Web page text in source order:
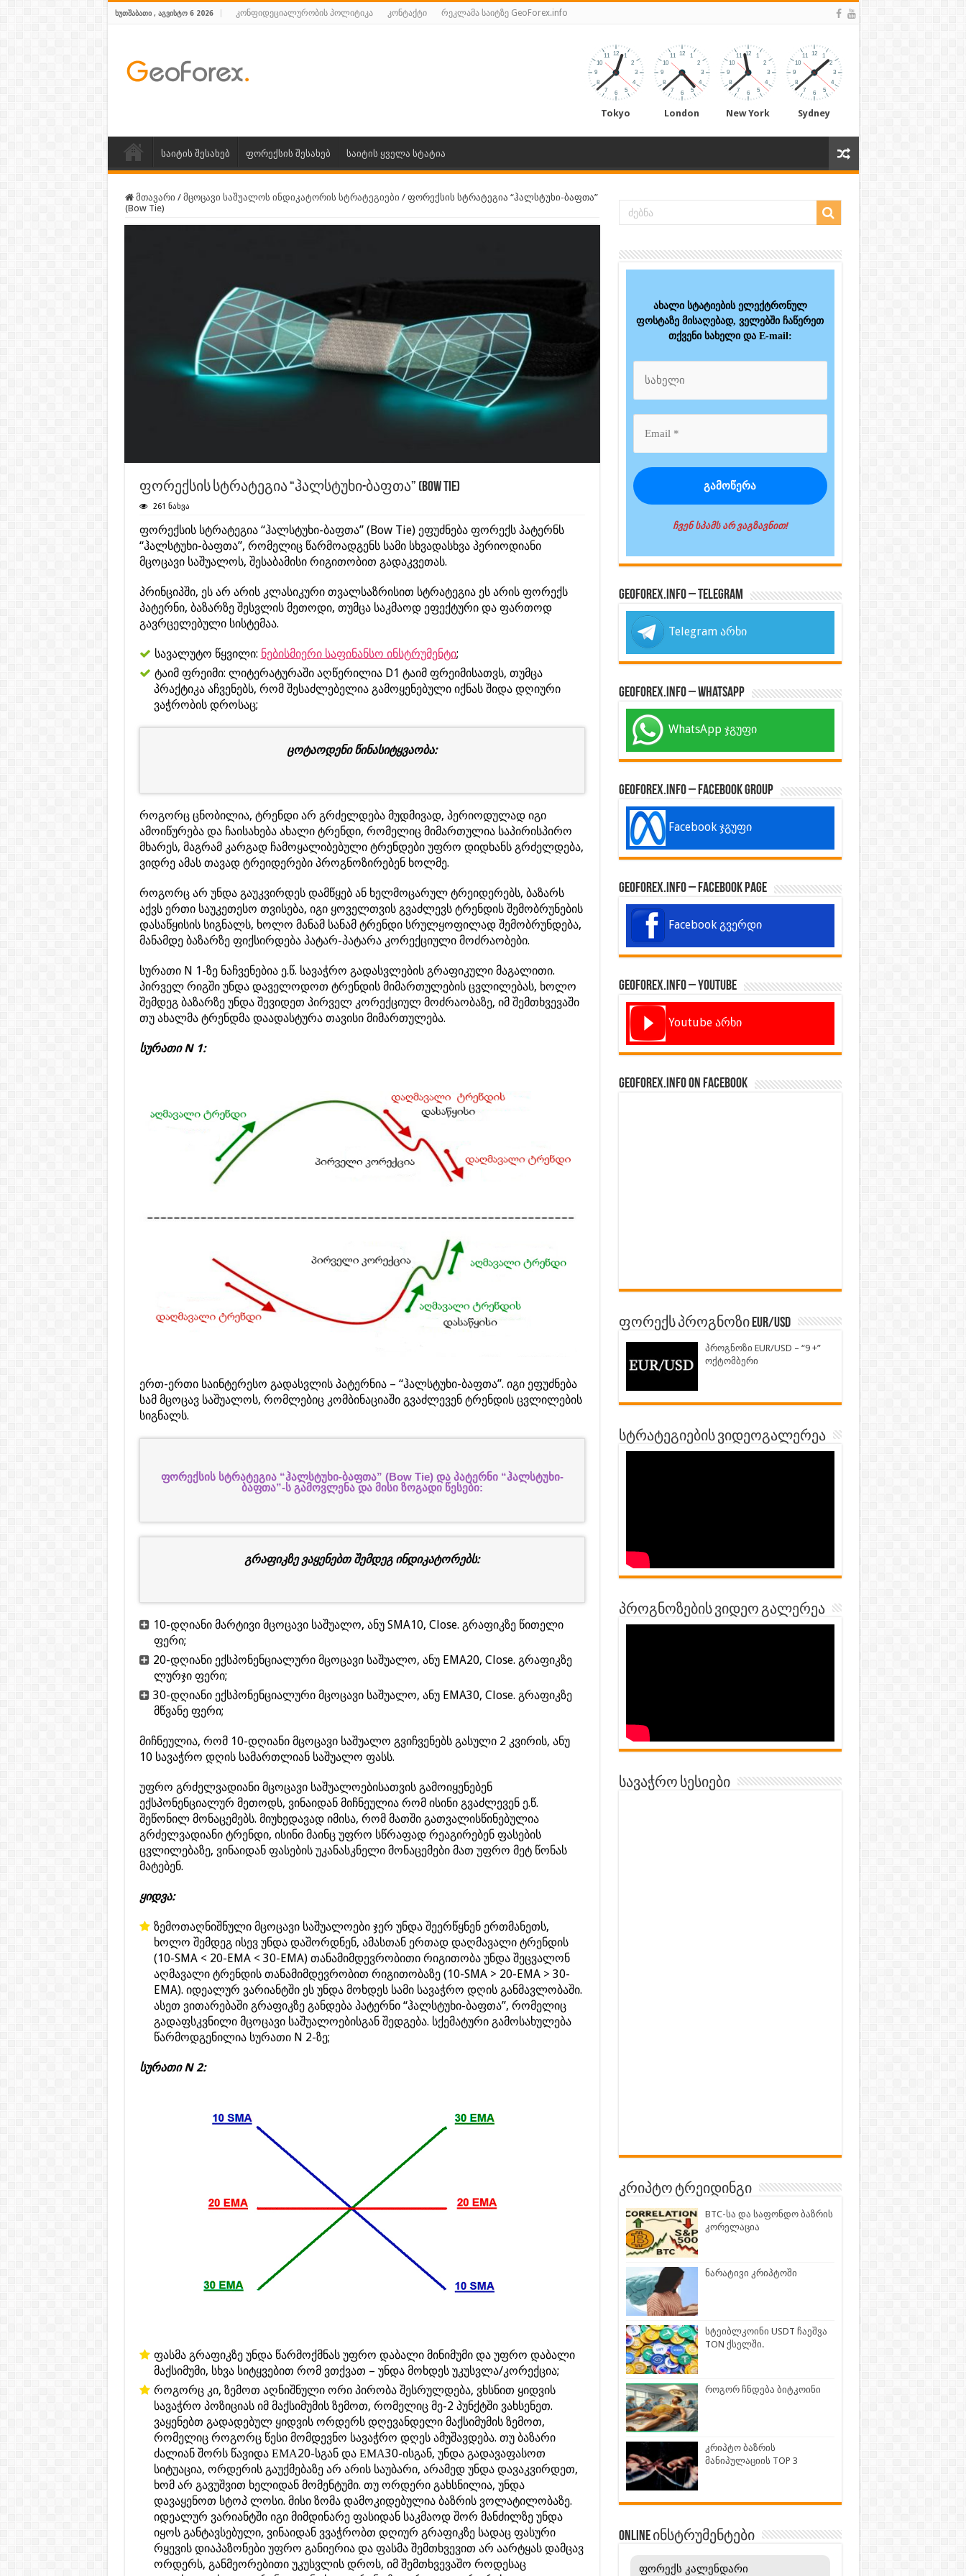
ᲮᲣᲗᲨᲐᲑᲐᲗᲘ , ᲐᲒᲕᲘᲡᲢᲝ 6 2026 კონფიდეციალურობის პოლიტიკა კონტაქტი რეკლამა საიტზე GeoForex.info
Tokyo London New York Sydney
საიტის შესახებ ფორექსის შესახებ საიტის ყველა სტატია
მთავარი / მცოცავი საშუალოს ინდიკატორის სტრატეგიები / ფორექსის სტრატეგია “ჰალსტუხი-ბაფთა”
(Bow Tie)
ფორექსის სტრატეგია “ჰალსტუხი-ბაფთა” (Bow Tie)
261 ნახვა
ფორექსის სტრატეგია “ჰალსტუხი-ბაფთა” (Bow Tie) ეფუძნება ფორექს პატერნს
“ჰალსტუხი-ბაფთა”, რომელიც წარმოადგენს სამი სხვადასხვა პერიოდიანი
მცოცავი საშუალოს, შესაბამისი რიგითობით გადაკვეთას.
პრინციპში, ეს არ არის კლასიკური თვალსაზრისით სტრატეგია ეს არის ფორექს
პატერნი, ბაზარზე შესვლის მეთოდი, თუმცა საკმაოდ ეფექტური და ფართოდ
გავრცელებული სისტემაა.
სავალუტო წყვილი: ნებისმიერი საფინანსო ინსტრუმენტი;
ტაიმ ფრეიმი: ლიტერატურაში აღწერილია D1 ტაიმ ფრეიმისათვს, თუმცა
პრაქტიკა აჩვენებს, რომ შესაძლებელია გამოყენებული იქნას შიდა დღიური
ვაჭრობის დროსაც;
ცოტაოდენი წინასიტყვაობა:
როგორც ცნობილია, ტრენდი არ გრძელდება მუდმივად, პერიოდულად იგი
ამოიწურება და ჩაისახება ახალი ტრენდი, რომელიც მიმართულია საპირისპირო
მხარეს, მაგრამ კარგად ჩამოყალიბებული ტრენდები უფრო დიდხანს გრძელდება,
ვიდრე ამას თავად ტრეიდერები პროგნოზირებენ ხოლმე.
როგორც არ უნდა გაუკვირდეს დამწყებ ან ხელმოცარულ ტრეიდერებს, ბაზარს
აქვს ერთი საუკეთესო თვისება, იგი ყოველთვის გვაძლევს ტრენდის შემობრუნების
დასაწყისის სიგნალს, ხოლო მანამ სანამ ტრენდი სრულყოფილად შემობრუნდება,
მანამდე ბაზარზე ფიქსირდება პატარ-პატარა კორექციული მოძრაობები.
სურათი N 1-ზე ნაჩვენებია ე.წ. სავაჭრო გადასვლების გრაფიკული მაგალითი.
პირველ რიგში უნდა დაველოდოთ ტრენდის მიმართულების ცვლილებას, ხოლო
შემდეგ ბაზარზე უნდა შევიდეთ პირველ კორექციულ მოძრაობაზე, იმ შემთხვევაში
თუ ახალმა ტრენდმა დაადასტურა თავისი მიმართულება.
სურათი N 1:
ერთ-ერთი საინტერესო გადასვლის პატერნია – “ჰალსტუხი-ბაფთა”. იგი ეფუძნება
სამ მცოცავ საშუალოს, რომლებიც კომბინაციაში გვაძლევენ ტრენდის ცვლილების
სიგნალს.
ფორექსის სტრატეგია “ჰალსტუხი-ბაფთა” (Bow Tie) და პატერნი “ჰალსტუხი-
ბაფთა”-ს გამოვლენა და მისი ზოგადი წესები:
გრაფიკზე ვაყენებთ შემდეგ ინდიკატორებს:
10-დღიანი მარტივი მცოცავი საშუალო, ანუ SMA10, Close. გრაფიკზე წითელი
ფერი;
20-დღიანი ექსპონენციალური მცოცავი საშუალო, ანუ EMA20, Close. გრაფიკზე
ლურჯი ფერი;
30-დღიანი ექსპონენციალური მცოცავი საშუალო, ანუ EMA30, Close. გრაფიკზე
მწვანე ფერი;
მიჩნეულია, რომ 10-დღიანი მცოცავი საშუალო გვიჩვენებს გასული 2 კვირის, ანუ
10 სავაჭრო დღის სამართლიან საშუალო ფასს.
უფრო გრძელვადიანი მცოცავი საშუალოებისათვის გამოიყენებენ
ექსპონენციალურ მეთოდს, ვინაიდან მიჩნეულია რომ ისინი გვაძლევენ ე.წ.
შეწონილ მონაცემებს. მიუხედავად იმისა, რომ მათში გათვალისწინებულია
გრძელვადიანი ტრენდი, ისინი მაინც უფრო სწრაფად რეაგირებენ ფასების
ცვლილებაზე, ვინაიდან ფასების უკანასკნელი მონაცემები მათ უფრო მეტ წონას
მატებენ.
ყიდვა:
ზემოთაღნიშნული მცოცავი საშუალოები ჯერ უნდა შეერწყნენ ერთმანეთს,
ხოლო შემდეგ ისევ უნდა დაშორდნენ, ამასთან ერთად დაღმავალი ტრენდის
(10-SMA < 20-EMA < 30-EMA) თანამიმდევრობითი რიგითობა უნდა შეცვალონ
აღმავალი ტრენდის თანამიმდევრობით რიგითობაზე (10-SMA > 20-EMA > 30-
EMA). იდეალურ ვარიანტში ეს უნდა მოხდეს სამი სავაჭრო დღის განმავლობაში.
ასეთ ვითარებაში გრაფიკზე განდება პატერნი “ჰალსტუხი-ბაფთა”, რომელიც
გადაფსკვნილი მცოცავი საშუალოებისგან შედგება. სქემატური გამოსახულება
წარმოდგენილია სურათი N 2-ზე;
სურათი N 2:
ფასმა გრაფიკზე უნდა წარმოქმნას უფრო დაბალი მინიმუმი და უფრო დაბალი
მაქსიმუმი, სხვა სიტყვებით რომ ვთქვათ – უნდა მოხდეს უკუსვლა/კორექცია;
როგორც კი, ზემოთ აღნიშნული ორი პირობა შესრულდება, ვხსნით ყიდვის
სავაჭრო პოზიციას იმ მაქსიმუმის ზემოთ, რომელიც მე-2 პუნქტში ვახსენეთ.
ვაყენებთ გადადებულ ყიდვის ორდერს დღევანდელი მაქსიმუმის ზემოთ,
რომელიც როგორც წესი მომდევნო სავაჭრო დღეს ამუშავდება. თუ ბაზარი
ძალიან შორს წავიდა ЕМА20-სგან და ЕМА30-ისგან, უნდა გადავაფასოთ
სიტუაცია, ორდერის გაუქმებაზე არ არის საუბარი, არამედ უნდა დავაკვირდეთ,
ხომ არ გავუშვით ხელიდან მომენტუმი. თუ ორდერი გახსნილია, უნდა
დავაყენოთ სტოპ ლოსი. მისი ზომა დამოკიდებულია ბაზრის ვოლატილობაზე.
იდეალურ ვარიანტში იგი მიმდინარე ფასიდან საკმაოდ შორ მანძილზე უნდა
იყოს განტავსებული, ვინაიდან ვვაჭრობთ დღიურ გრაფიკზე სადაც ფასური
რყევის დიაპაზონები უფრო განიერია და ფასმა შემთხვევით არ აარტყას დამცავ
ორდერს, განმეორებითი უკუსვლის დროს, იმ შემთხვევაშო როდესაც
ახალი სტატიების ელექტრონულ
ფოსტაზე მისაღებად, ველებში ჩაწერეთ
თქვენი სახელი და E-mail:
ჩვენ სპამს არ ვაგზავნით!
GeoForex.info – Telegram
Telegram არხი
GeoForex.info – WhatsApp
WhatsApp ჯგუფი
GeoForex.info – Facebook Group
Facebook ჯგუფი
GeoForex.info – Facebook Page
Facebook გვერდი
GeoForex.info – Youtube
Youtube არხი
GeoForex.info on Facebook
ფორექს პროგნოზი EUR/USD
პროგნოზი EUR/USD – “9 +”
ოქტომბერი
სტრატეგიების ვიდეოგალერეა
პროგნოზების ვიდეო გალერეა
სავაჭრო სესიები
კრიპტო ტრეიდინგი
BTC-სა და საფონდო ბაზრის
კორელაცია
ნარატივი კრიპტოში
სტეიბლკოინი USDT ჩაეშვა
TON ქსელში.
როგორ ჩნდება ბიტკოინი
კრიპტო ბაზრის
მანიპულაციის TOP 3
ONLINE ინსტრუმენტები
ფორექს კალენდარი